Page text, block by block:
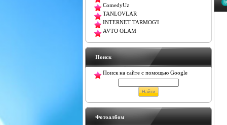
ComedyUz
TANLOVLAR
INTERNET TARMOG'I
AVTO OLAM
Поиск
Поиск на сайте с помощью Google
Фотоалбом